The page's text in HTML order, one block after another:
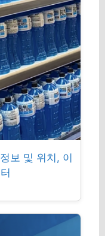
보 및 위치, 이